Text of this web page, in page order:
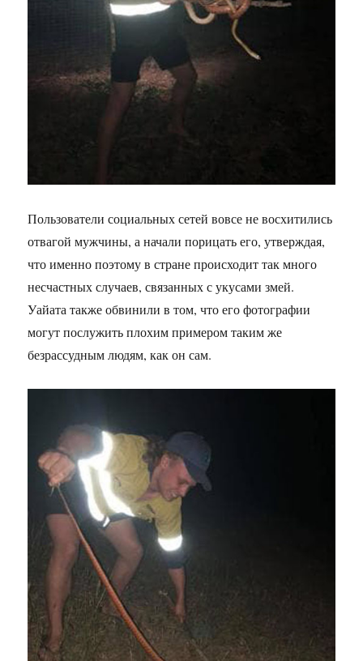
Пользователи социальных сетей вовсе не восхитились
отвагой мужчины, а начали порицать его, утверждая,
что именно поэтому в стране происходит так много
несчастных случаев, связанных с укусами змей.
Уайата также обвинили в том, что его фотографии
могут послужить плохим примером таким же
безрассудным людям, как он сам.